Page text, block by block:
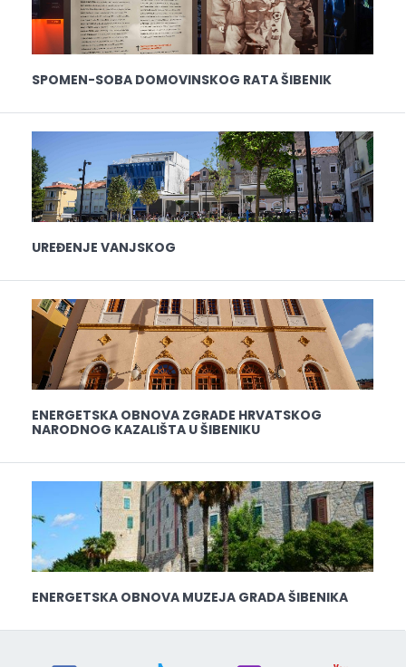
SPOMEN-SOBA DOMOVINSKOG RATA ŠIBENIK
UREĐENJE VANJSKOG
ENERGETSKA OBNOVA ZGRADE HRVATSKOG
NARODNOG KAZALIŠTA U ŠIBENIKU
ENERGETSKA OBNOVA MUZEJA GRADA ŠIBENIKA